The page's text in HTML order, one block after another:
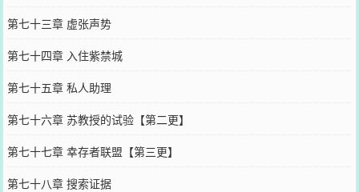
第七十三章 虚张声势
第七十四章 入住紫禁城
第七十五章 私人助理
第七十六章 苏教授的试验【第二更】
第七十七章 幸存者联盟【第三更】
第七十八章 搜索证据